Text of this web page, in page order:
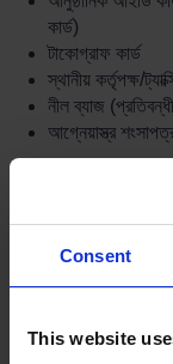
Consent
This website
কার্ড)
টাকোগ্রাফ কার্ড
স্থানীয় কর্তৃপক্ষ/
নীল ব্যাজ
আগ্নেয়াস্ত্র
যে কোনও সনাক্তকরণে
শংসাপত্র) গ্রহণ করা
রাস্তা উপাদানগুলির সাথে
একটি ফোটোকার্ড
উপাদানটিতে একটি